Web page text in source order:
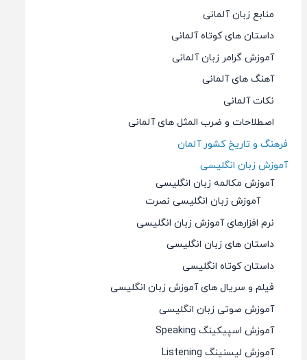
منابع زبان آلمانی
داستان های کوتاه آلمانی
آموزش گرامر زبان آلمانی
آهنگ های آلمانی
نکات آلمانی
اصطلاحات و ضرب المثل های آلمانی
فرهنگ و تاریخ کشور آلمان
آموزش زبان انگلیسی
آموزش مکالمه زبان انگلیسی
آموزش زبان انگلیسی نصرت
نرم افزارهای آموزش زبان انگلیسی
داستان های زبان انگلیسی
داستان کوتاه انگلیسی
فیلم و سریال های آموزش زبان انگلیسی
آموزش صوتی زبان انگلیسی
آموزش اسپیکینگ Speaking
آموزش لیسنینگ Listening